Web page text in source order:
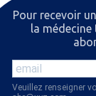
Pour recevoir
la
Veuillez renseigner